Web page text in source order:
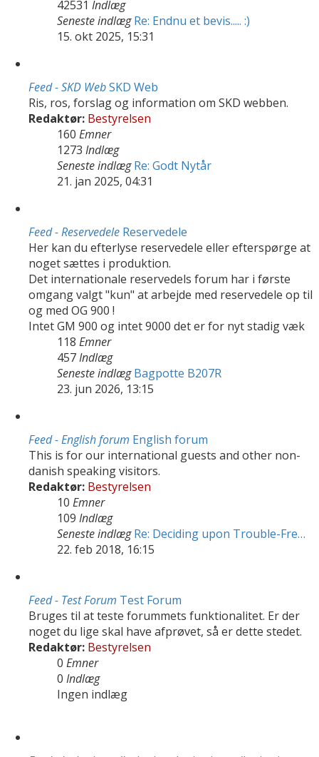
42531 Indlæg
Seneste indlæg Re: Endnu et bevis..... :)
15. okt 2025, 15:31
Feed - SKD WebSKD Web
Ris, ros, forslag og information om SKD webben.
Redaktør: Bestyrelsen
160 Emner
1273 Indlæg
Seneste indlæg Re: Godt Nytår
21. jan 2025, 04:31
Feed - Reservedele Reservedele
Her kan du efterlyse reservedele eller efterspørge at
noget sættes i produktion.
Det internationale reservedels forum har i første
omgang valgt "kun" at arbejde med reservedele op til
og med OG 900 !
Intet GM 900 og intet 9000 det er for nyt stadig væk
118 Emner
457Indlæg
Seneste indlæg Bagpotte B207R
23. jun 2026, 13:15
Feed - English forum English forum
This is for our international guests and other non-
danish speaking visitors.
Redaktør: Bestyrelsen
10 Emner
109 Indlæg
Seneste indlæg Re: Deciding upon Trouble-Fre…
22. feb 2018, 16:15
Feed - Test Forum Test Forum
Bruges til at teste forummets funktionalitet. Er der
noget du lige skal have afprøvet, så er dette stedet.
Redaktør: Bestyrelsen
0 Emner
0 Indlæg
Ingen indlæg